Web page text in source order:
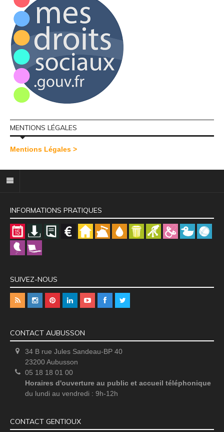
MENTIONS LÉGALES
Mentions Légales >
INFORMATIONS PRATIQUES
SUIVEZ-NOUS
CONTACT AUBUSSON
34 B rue Jules Sandeau-BP 40
23200 Aubusson
05 18 18 01 00
Horaires d'ouverture au public et accueil téléphonique
du lundi au vendredi : 9h-12h
CONTACT GENTIOUX